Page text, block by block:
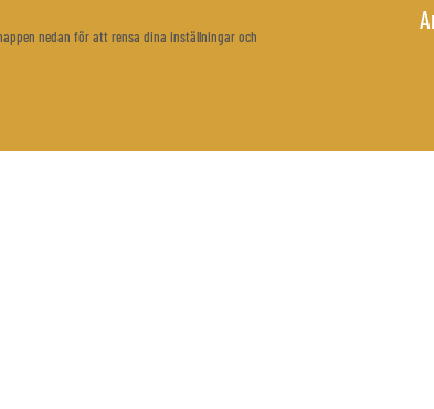
nedan för att rensa dina inställningar och